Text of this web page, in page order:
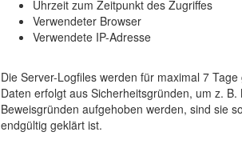
Uhrzeit zum Zeitpunkt des Zugriffes
Verwendeter Browser
Verwendete IP-Adresse
Die Server-Logfiles werden für maximal 7
Daten erfolgt aus Sicherheitsgründen, um z.
Beweisgründen aufgehoben werden, sind sie
endgültig geklärt ist.